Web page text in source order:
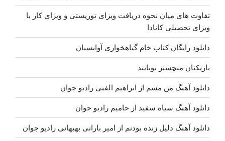
تفاوت های میان نحوه دریافت ویزای توریستی و ویزای کار با
ویزای تحصیلی کانادا
دانلود رایگان کتاب خام گیاهخواری آوانسیان
بازیکنان منچستر یونایتد
دانلود آهنگ من مسم از ابراهیم الفتی رادیو جوان
دانلود آهنگ سیاه سفید از حامیم رادیو جوان
دانلود آهنگ دلیل زنده بودنم از امیر بارانی بهبهانی رادیو جوان